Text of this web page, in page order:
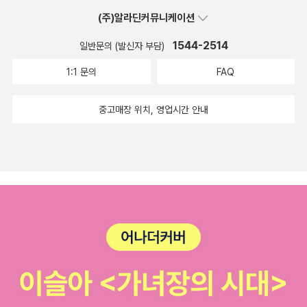
이의 이야기가 나온다.친구 사이 모든게 거짓없이 다 털어놓았다고
생각했는데다른 사람에게 들리는 몰랐던 이야기 혹은 내가 너만 알고
혹은 배신감.'그 애한테 궁금한 게 하나도 없어져서요'(p.131)정말 사
는 황량한 겨울거리에 서 있는 나뭇가지의 앙상함만 남을 뿐이라고
들보다 아이들이 더 똑똑하고 어른스럽지 않나 생각한다.)어떤 말들
은 짧지만 글로서 진심을 더 담아 전달할 수 있다.이런 점을 이 어린
친구들이 어른들에게 알려주는 것 같았다.나는 지금 쓸쓸하다. 나는
네가 지금 꼭 필요하다고 말하는 것 같았다.헤어질 결심을 앞으로 살
(주)알라딘커뮤니케이션
일반문의 (발신자 부담) 1544-2514
1:1 문의 FAQ
중고매장 위치, 영업시간 안내